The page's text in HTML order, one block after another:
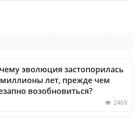
эволюция застопорилась
лет, прежде чем
возобновиться?
2469